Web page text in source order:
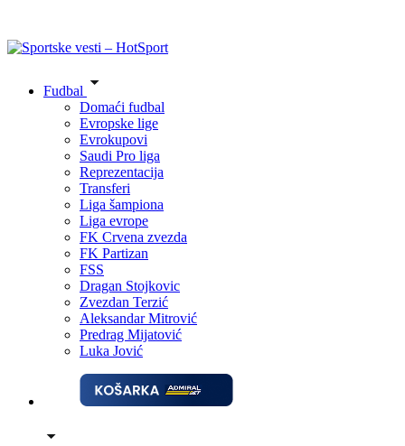
Fudbal
Domaći fudbal
Evropske lige
Evrokupovi
Saudi Pro liga
Reprezentacija
Transferi
Liga šampiona
Liga evrope
FK Crvena zvezda
FK Partizan
FSS
Dragan Stojkovic
Zvezdan Terzić
Aleksandar Mitrović
Predrag Mijatović
Luka Jović